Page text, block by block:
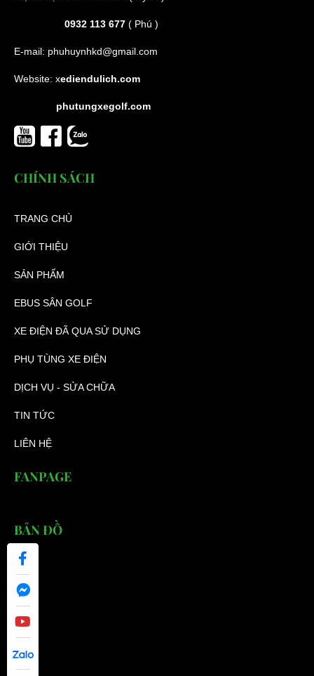
0932 113 677 ( Phú )
E-mail: phuhuynhkd@gmail.com
Website: xediendulich.com
phutungxegolf.com
CHÍNH SÁCH
TRANG CHỦ
GIỚI THIỆU
SẢN PHẨM
EBUS SÂN GOLF
XE ĐIỆN ĐÃ QUA SỬ DỤNG
PHỤ TÙNG XE ĐIỆN
DỊCH VỤ - SỬA CHỮA
TIN TỨC
LIÊN HỆ
FANPAGE
BẢN ĐỒ